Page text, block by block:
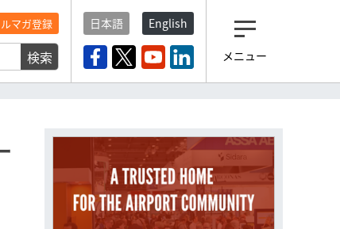
マガ登録
検索
日本語 English
メニュー
観光産業ニュース「トラベ
登録済みですよね？
もし未だ登録していないなら…
いますぐ登録する